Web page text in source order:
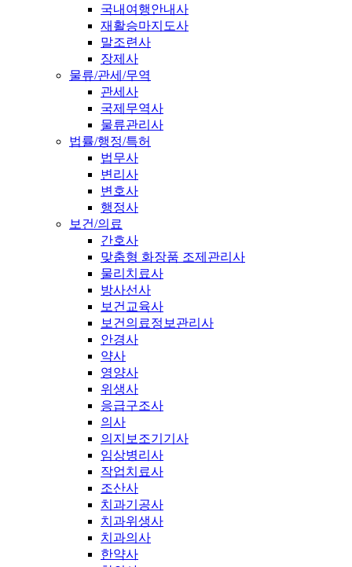
국내여행안내사
재활승마지도사
말조련사
장제사
물류/관세/무역
관세사
국제무역사
물류관리사
법률/행정/특허
법무사
변리사
변호사
행정사
보건/의료
간호사
맞춤형 화장품 조제관리사
물리치료사
방사선사
보건교육사
보건의료정보관리사
안경사
약사
영양사
위생사
응급구조사
의사
의지보조기기사
임상병리사
작업치료사
조산사
치과기공사
치과위생사
치과의사
한약사